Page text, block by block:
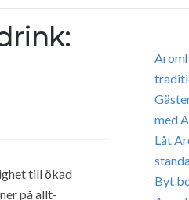
till ökad
på allt-
med
Låt
Byt